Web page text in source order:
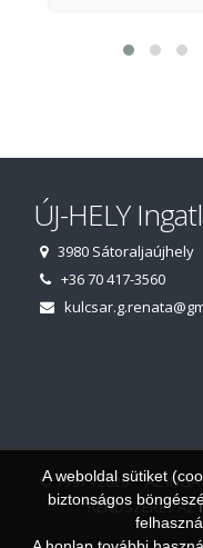
ÚJ-HELY
3980 Sátoraljaújhely
+36 70 417-3560
© 1997 - 2026 AZ
RENDSZERÉT AZ
A weboldal sütiket
biztonságos